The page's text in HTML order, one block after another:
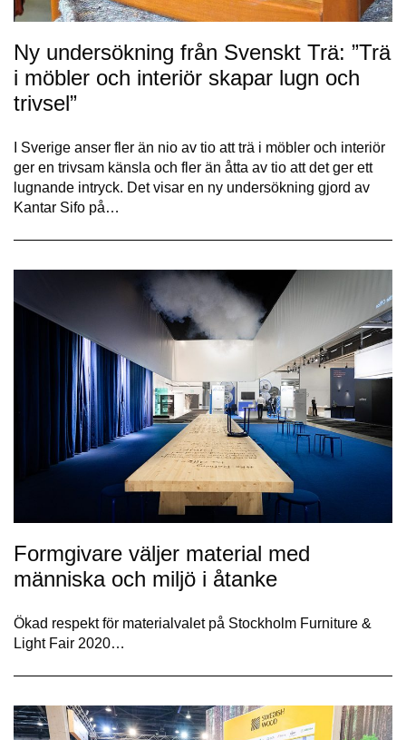
Ny undersökning från Svenskt Trä: ”Trä
i möbler och interiör skapar lugn och
trivsel”
I Sverige anser fler än nio av tio att trä i möbler och interiör
ger en trivsam känsla och fler än åtta av tio att det ger ett
lugnande intryck. Det visar en ny undersökning gjord av
Kantar Sifo på…
Formgivare väljer material med
människa och miljö i åtanke
Ökad respekt för materialvalet på Stockholm Furniture &
Light Fair 2020…